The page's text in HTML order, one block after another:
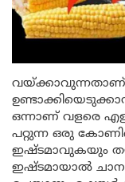
വയ്ക്കാവുന്നതാണ്
ഒന്നാണ് വളരെ
പറ്റുന്ന ഒരു
ഇഷ്ടമാവുകയും
ഇഷ്ടമായാൽ